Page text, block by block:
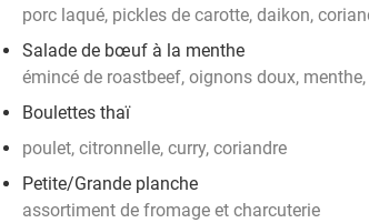
porc laqué, pickles de carotte, daikon,
Salade de bœuf à la menthe
émincé de roastbeef, oignons doux,
Boulettes thaï
poulet, citronnelle, curry, coriandre
Petite/Grande planche
assortiment de fromage et charcuterie